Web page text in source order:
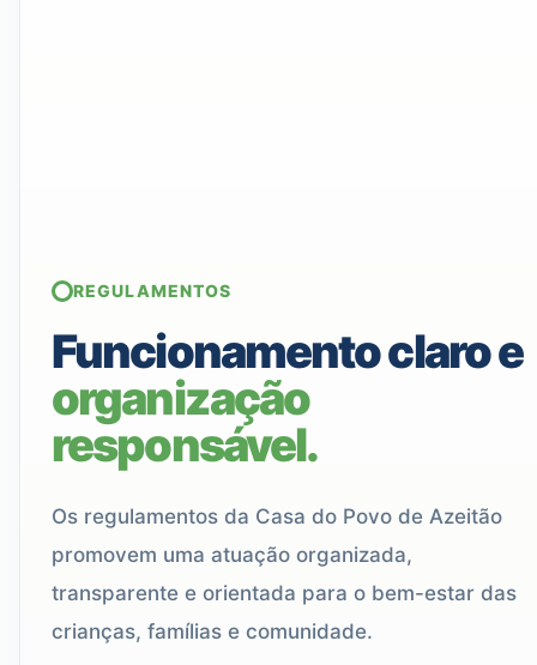
REGULAMENTOS
Funcionamento claro e
organização
responsável.
Os regulamentos da Casa do Povo de Azeitão
promovem uma atuação organizada,
transparente e orientada para o bem-estar das
crianças, famílias e comunidade.